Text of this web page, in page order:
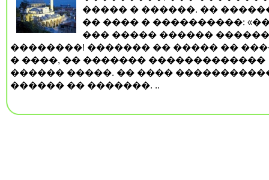
����� � ������. ��
�� ���� � ����������:
��� ����� ������
��������! ������� �� ����� ��
� ����, �� ������� �������������
������ �����. �� ����
������ �� �������. ..